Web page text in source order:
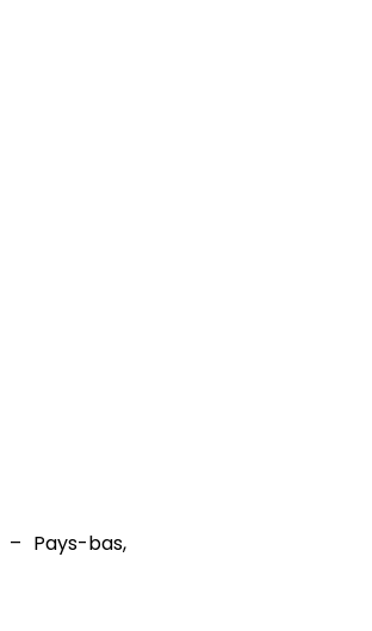
– Pays-bas,